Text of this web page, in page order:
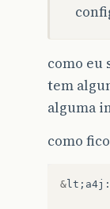
como eu
tem
alguma
como
& lt ; a4j :